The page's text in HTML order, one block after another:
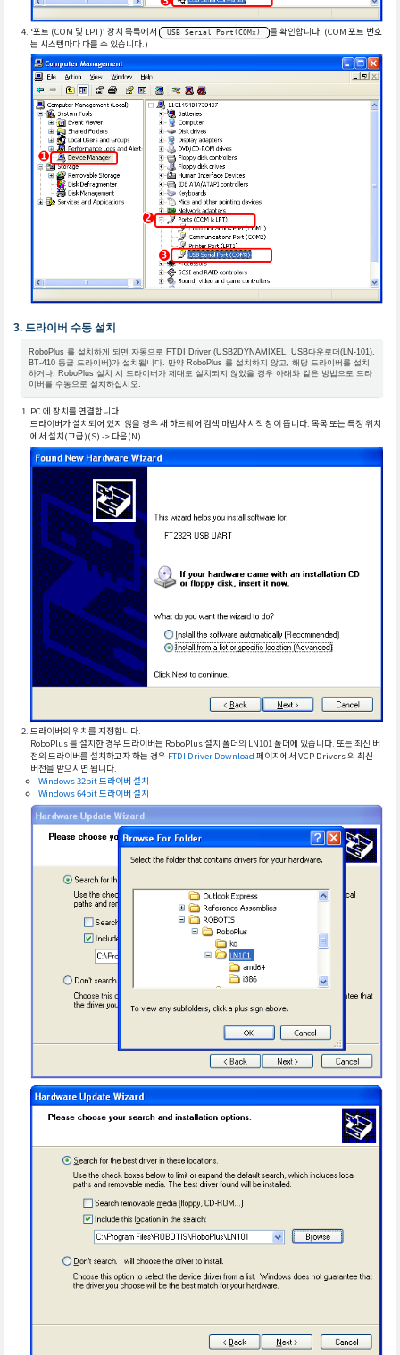
‘포트 (COM 및 LPT)’ 장치 목록에서 USB Serial Port(COMx)
를 확인합니다. (COM 포트 번호
는 시스템마다 다를 수 있습니다.)
드라이버 수동 설치
RoboPlus 를 설치하게 되면 자동으로 FTDI Driver (USB2DYNAMIXEL, USB다운로더(LN-101),
BT-410 동글 드라이버)가 설치됩니다. 만약 RoboPlus 를 설치하지 않고, 해당 드라이버를 설치
하거나, RoboPlus 설치 시 드라이버가 제대로 설치되지 않았을 경우 아래와 같은 방법으로 드라
이버를 수동으로 설치하십시오.
PC 에 장치를 연결합니다.
드라이버가 설치되어 있지 않을 경우 새 하드웨어 검색 마법사 시작 창이 뜹니다. 목록 또는 특정 위치
에서 설치(고급)(S) -> 다음(N)
드라이버의 위치를 지정합니다.
RoboPlus 를 설치한 경우 드라이버는 RoboPlus 설치 폴더의 LN101 폴더에 있습니다. 또는 최신 버
전의 드라이버를 설치하고자 하는 경우 FTDI Driver Download 페이지에서 VCP Drivers 의 최신
버전을 받으시면 됩니다.
Windows 32bit 드라이버 설치
Windows 64bit 드라이버 설치